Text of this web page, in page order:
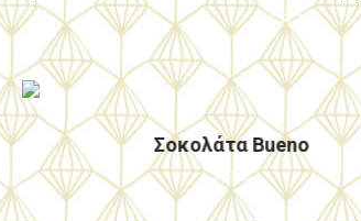
Η 7η γεύση προφιτερόλ που έχει κερδίσει
την καρδιά σας!
Σοκολάτα Bueno